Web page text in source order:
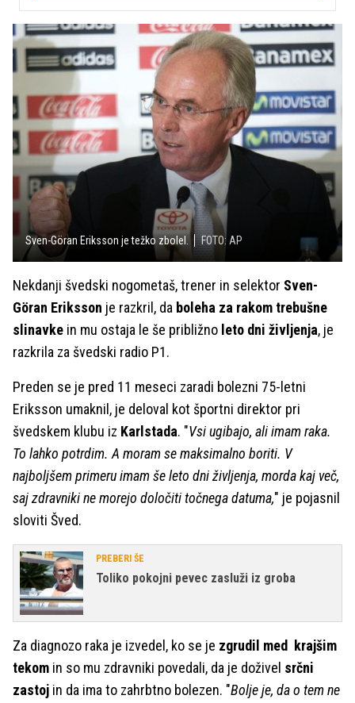
Sven-Göran Eriksson je težko zbolel. FOTO: AP
Nekdanji švedski nogometaš, trener in selektor Sven-
Göran Eriksson je razkril, da boleha za rakom trebušne
slinavke in mu ostaja le še približno leto dni življenja, je
razkrila za švedski radio P1.
Preden se je pred 11 meseci zaradi bolezni 75-letni
Eriksson umaknil, je deloval kot športni direktor pri
švedskem klubu iz Karlstada. "Vsi ugibajo, ali imam raka.
To lahko potrdim. A moram se maksimalno boriti. V
najboljšem primeru imam še leto dni življenja, morda kaj več,
saj zdravniki ne morejo določiti točnega datuma," je pojasnil
sloviti Šved.
PREBERI ŠE
Toliko pokojni pevec zasluži iz groba
Za diagnozo raka je izvedel, ko se je zgrudil med krajšim
tekom in so mu zdravniki povedali, da je doživel srčni
zastoj in da ima to zahrbtno bolezen. "Bolje je, da o tem ne